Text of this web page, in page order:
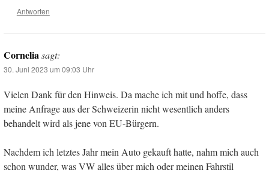
Antworten
Corneliasagt:
30. Juni 2023 um 09:03 Uhr
Vielen Dank für den Hinweis. Da mache ich mit und hoffe, dass
meine Anfrage aus der Schweizerin nicht wesentlich anders
behandelt wird als jene von EU-Bürgern.
Nachdem ich letztes Jahr mein Auto gekauft hatte, nahm mich auch
schon wunder, was VW alles über mich oder meinen Fahrstil